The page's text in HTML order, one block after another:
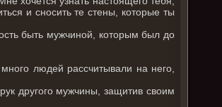
и сносить те стены, которые ты
быть мужчиной, которым был до
людей рассчитывали на него,
другого мужчины, защитив своим